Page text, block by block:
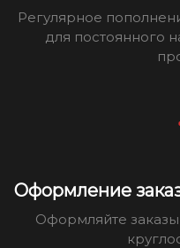
Регулярное
для постоянного
Оформление
Оформляйте